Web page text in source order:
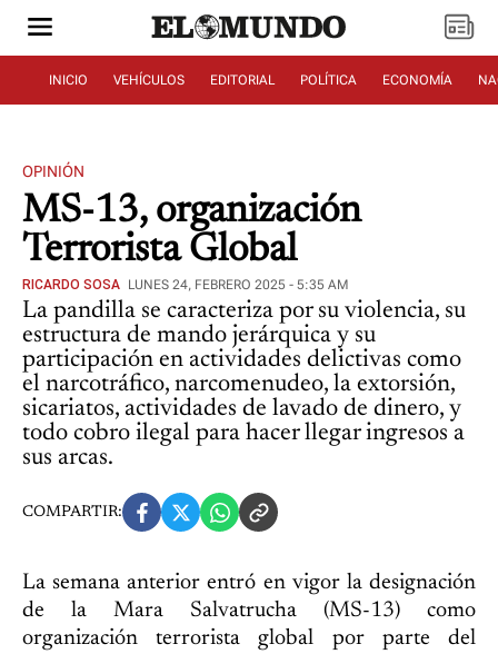
INICIO VEHÍCULOS EDITORIAL POLÍTICA ECONOMÍA
OPINIÓN
MS-13, organización
Terrorista Global
RICARDO SOSA LUNES 24, FEBRERO 2025 - 5:35 AM
La pandilla se caracteriza por su violencia, su
estructura de mando jerárquica y su
participación en actividades delictivas como
el narcotráfico, narcomenudeo, la extorsión,
sicariatos, actividades de lavado de dinero, y
todo cobro ilegal para hacer llegar ingresos a
sus arcas.
COMPARTIR:
La semana anterior entró en vigor la designación
de la Mara Salvatrucha (MS-13) como
organización terrorista global por parte del